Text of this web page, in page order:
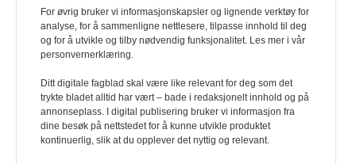
også egne abonnementer for biblioteker og bedrifter.
Redaksjonen
For øvrig bruker vi informasjonskapsler og lignende verktøy for
analyse, for å sammenligne nettlesere, tilpasse innhold til deg
og for å utvikle og tilby nødvendig funksjonalitet. Les mer i vår
personvernerklæring.
Ditt digitale fagblad skal være like relevant for deg som det
trykte bladet alltid har vært – bade i redaksjonelt innhold og på
annonseplass. I digital publisering bruker vi informasjon fra
dine besøk på nettstedet for å kunne utvikle produktet
kontinuerlig, slik at du opplever det nyttig og relevant.